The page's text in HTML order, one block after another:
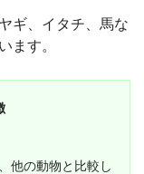
ギ、イタチ、馬な
ます。
他の動物と比較し